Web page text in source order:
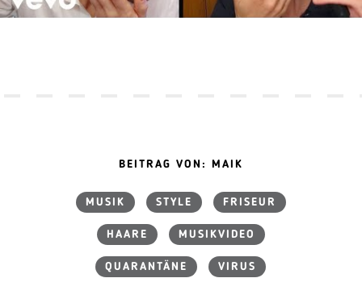
BEITRAG VON: MAIK
MUSIK STYLE FRISEUR
HAARE MUSIKVIDEO
QUARANTÄNE VIRUS